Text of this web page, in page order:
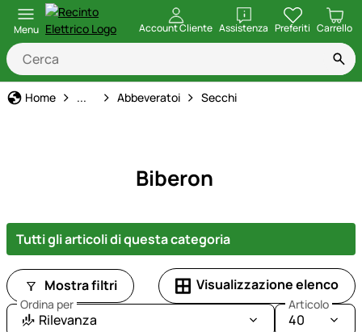
Menu Account Cliente Assistenza
apri Preferiti Carrello
Home Stalle ed Allevamenti di Animali
... Abbeveratoi Secchi
Biberon
Tutti gli articoli di questa categoria
Mostra filtri Visualizzazione elenco
Ordina per
Rilevanza
Articolo
40